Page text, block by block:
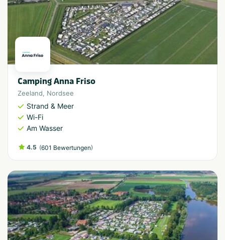
Camping Anna Friso
Zeeland, Nordsee
Strand & Meer
Wi-Fi
Am Wasser
4.5 (601 Bewertungen)